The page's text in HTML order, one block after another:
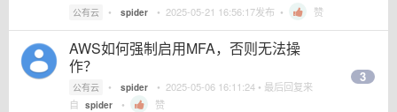
公有云 • spider • 2025-05-21 16:56:17发布 • 赞
AWS如何强制启用MFA，否则无法操
作？
公有云 • spider • 2025-05-06 16:11:24 • 最后回复来
自 spider • 赞
3